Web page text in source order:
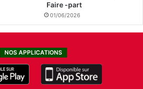
Faire -part
01/06/2026
NOS APPLICATIONS